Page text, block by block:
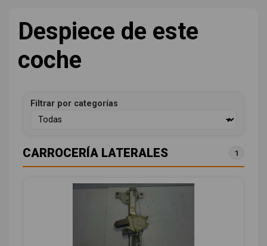
Despiece de este
coche
Filtrar por categorías
CARROCERÍA LATERALES 1